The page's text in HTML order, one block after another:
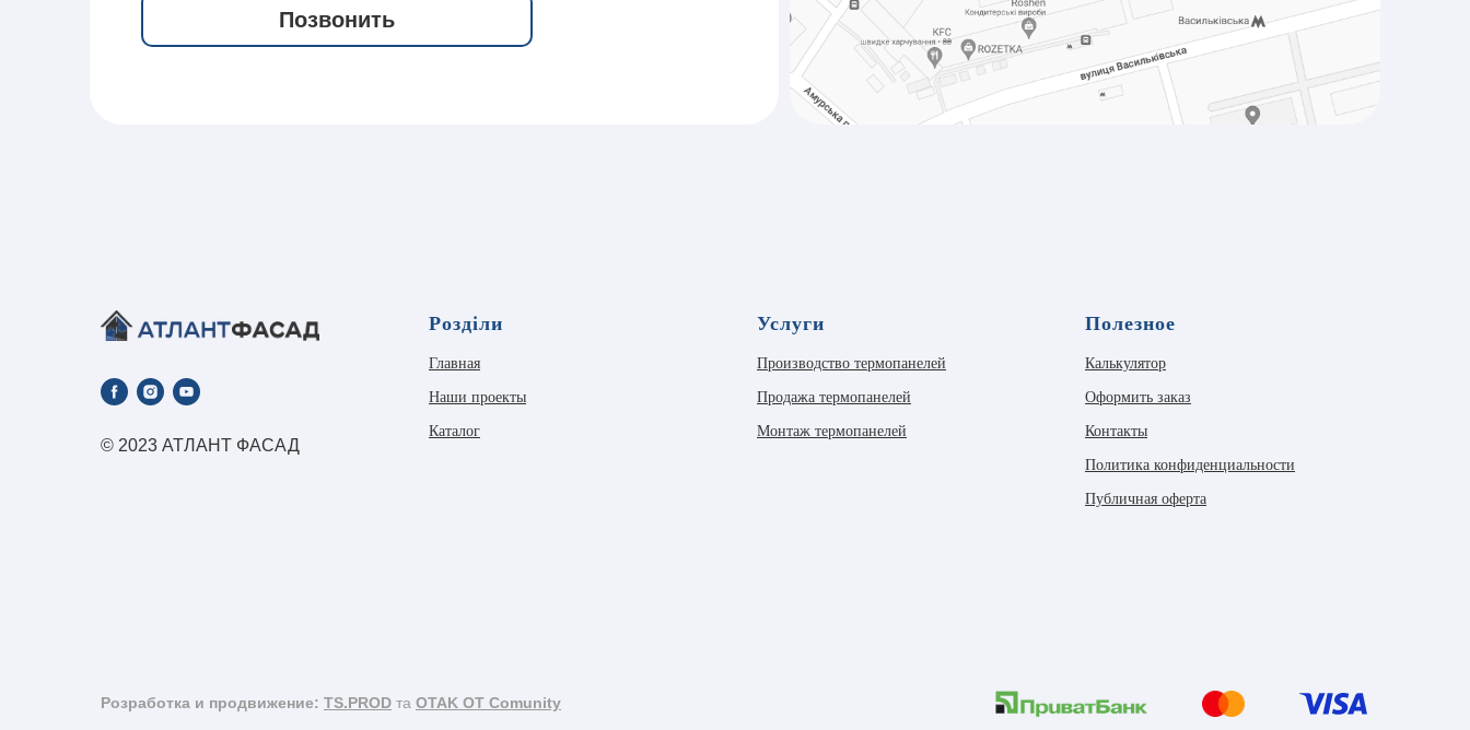
Позвонить
© 2023 АТЛАНТ ФАСАД
Розділи
Главная
Наши проекты
Каталог
Услуги
Производство термопанелей
Продажа термопанелей
Монтаж термопанелей
Полезное
Калькулятор
Оформить заказ
Контакты
Политика конфиденциальности
Публичная оферта
Розработка и продвижение: TS.PROD та OTAK OT Comunity